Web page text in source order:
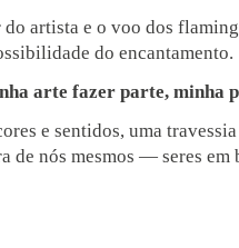
artista e o voo dos
do encantamento.
arte fazer parte, minha
e sentidos, uma
de nós mesmos — seres